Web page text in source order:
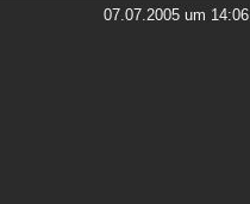
07.07.2005 um 14:06